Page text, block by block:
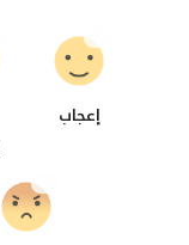
إعجاب
0